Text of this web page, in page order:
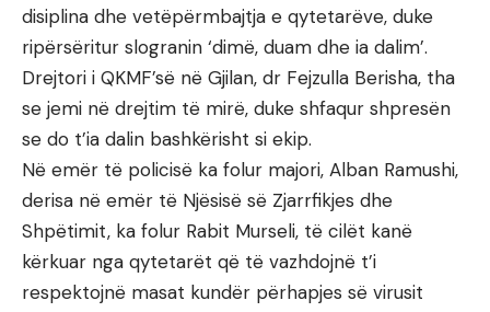
disiplina dhe vetëpërmbajtja e qytetarëve, duke
ripërsëritur slogranin ‘dimë, duam dhe ia dalim’.
Drejtori i QKMF’së në Gjilan, dr Fejzulla Berisha, tha
se jemi në drejtim të mirë, duke shfaqur shpresën
se do t’ia dalin bashkërisht si ekip.
Në emër të policisë ka folur majori, Alban Ramushi,
derisa në emër të Njësisë së Zjarrfikjes dhe
Shpëtimit, ka folur Rabit Murseli, të cilët kanë
kërkuar nga qytetarët që të vazhdojnë t’i
respektojnë masat kundër përhapjes së virusit